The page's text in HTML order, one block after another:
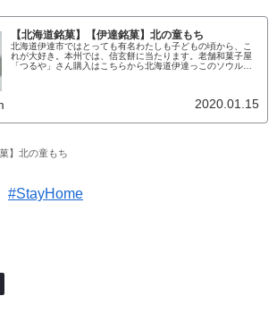
【北海道銘菓】【伊達銘菓】北の童もち
北海道伊達市ではとっても有名わたしも子どもの頃から、こ
れが大好き。本州では、信玄餅に当たります。老舗和菓子屋
「つるや」さん購入はこちらから北海道伊達っこのソウルス
とっても美味しいんですよね。一つ取ろうとすると、必ず、
2020.01.15
】北の童もち
#StayHome